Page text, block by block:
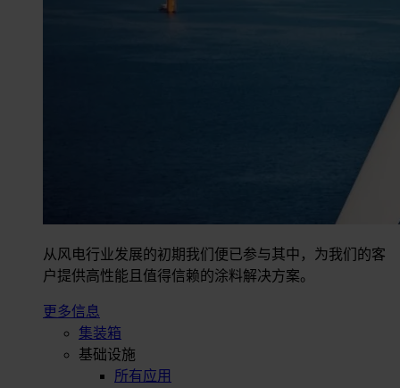
从风电行业发展的初期我们便已参与其中，为我们的客
户提供高性能且值得信赖的涂料解决方案。
更多信息
集装箱
基础设施
所有应用